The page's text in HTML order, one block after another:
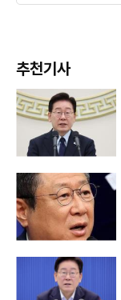
추천기사